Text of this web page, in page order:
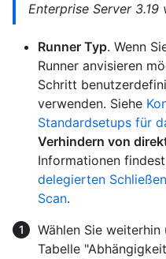
Enterprise Server 3.19
Runner Typ. Wenn
Runner anvisieren
Schritt
verwenden. Siehe
Standardsetups für
Verhindern von
Informationen
delegierten
Scan.
Wählen Sie
Tabelle